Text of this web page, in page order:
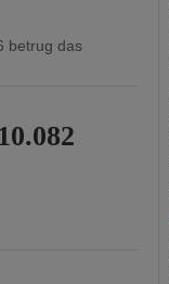
betrug das